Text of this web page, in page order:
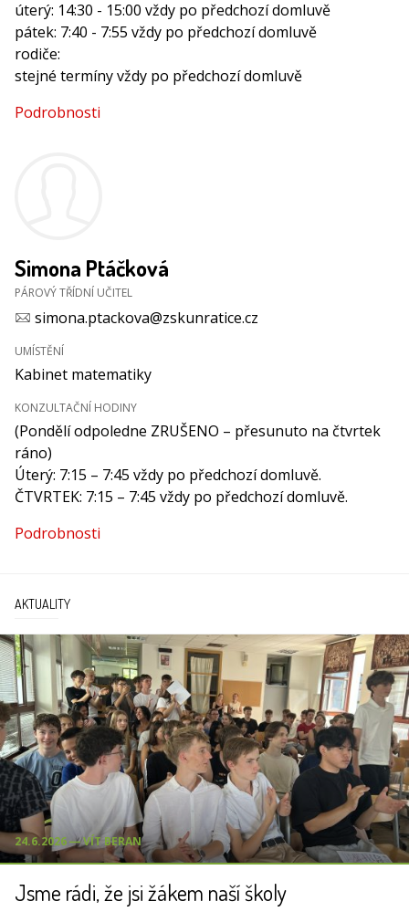
úterý: 14:30 - 15:00 vždy po předchozí domluvě
pátek: 7:40 - 7:55 vždy po předchozí domluvě
rodiče:
stejné termíny vždy po předchozí domluvě
Podrobnosti
Simona Ptáčková
PÁROVÝ TŘÍDNÍ UČITEL
simona.ptackova@zskunratice.cz
UMÍSTĚNÍ
Kabinet matematiky
KONZULTAČNÍ HODINY
(Pondělí odpoledne ZRUŠENO – přesunuto na čtvrtek
ráno)
Úterý: 7:15 – 7:45 vždy po předchozí domluvě.
ČTVRTEK: 7:15 – 7:45 vždy po předchozí domluvě.
Podrobnosti
AKTUALITY
24.6.2026 ― VÍT BERAN
Jsme rádi, že jsi žákem naší školy